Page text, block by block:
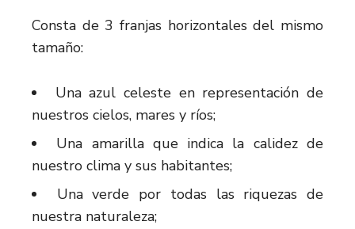
Consta de 3 franjas horizontales del mismo
tamaño:
Una azul celeste en representación de
nuestros cielos, mares y ríos;
Una amarilla que indica la calidez de
nuestro clima y sus habitantes;
Una verde por todas las riquezas de
nuestra naturaleza;